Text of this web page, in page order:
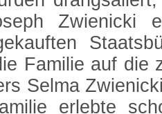
Zwienicki
Familie auf die
Selma
erlebte